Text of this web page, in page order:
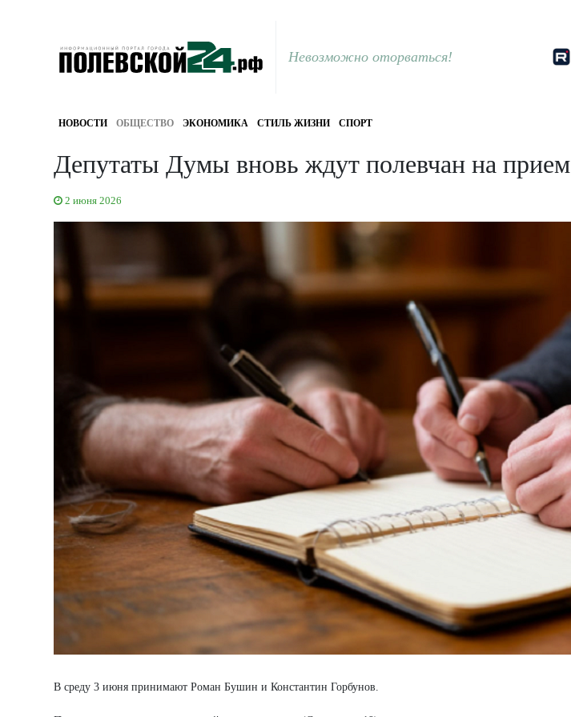
Невозможно оторваться!
НОВОСТИ ОБЩЕСТВО ЭКОНОМИКА СТИЛЬ ЖИЗНИ СПОРТ
Депутаты Думы вновь ждут полевчан на прием
2 июня 2026
В среду 3 июня принимают Роман Бушин и Константин Горбунов.